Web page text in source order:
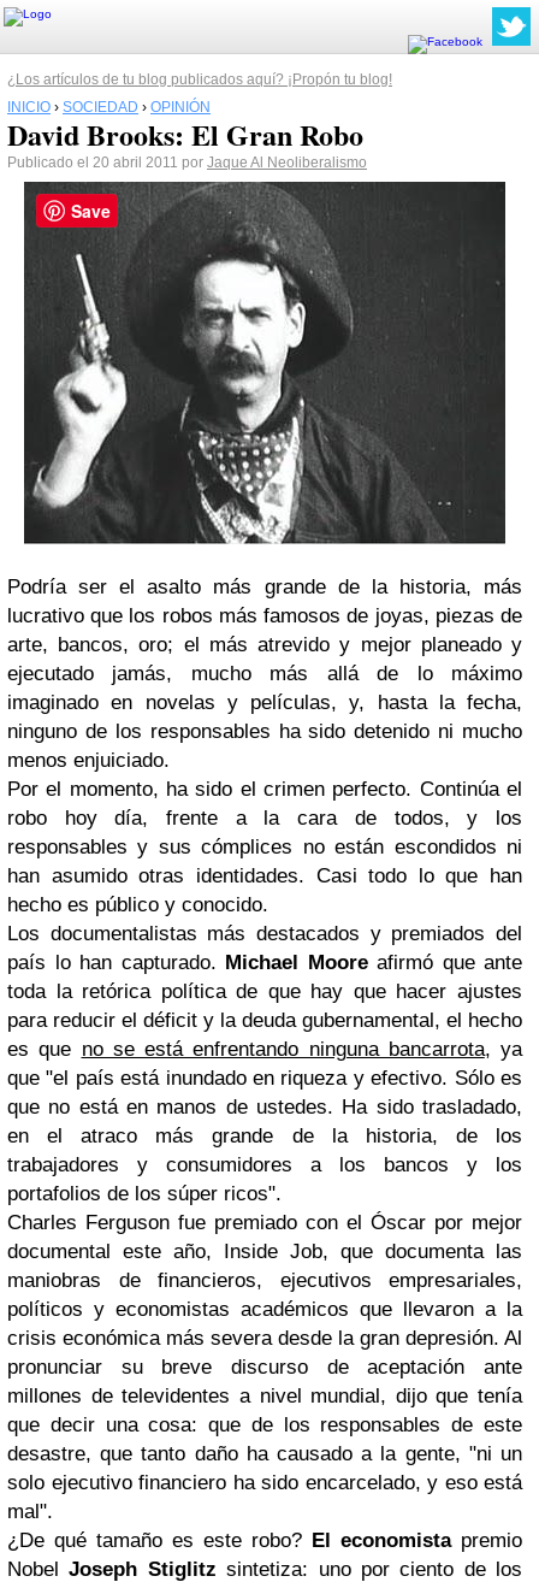
¿Los artículos de tu blog publicados aquí? ¡Propón tu blog!
INICIO › SOCIEDAD › OPINIÓN
David Brooks: El Gran Robo
Publicado el 20 abril 2011 por Jaque Al Neoliberalismo
Podría ser el asalto más grande de la historia, más
lucrativo que los robos más famosos de joyas, piezas de
arte, bancos, oro; el más atrevido y mejor planeado y
ejecutado jamás, mucho más allá de lo máximo
imaginado en novelas y películas, y, hasta la fecha,
ninguno de los responsables ha sido detenido ni mucho
menos enjuiciado.
Por el momento, ha sido el crimen perfecto. Continúa el
robo hoy día, frente a la cara de todos, y los
responsables y sus cómplices no están escondidos ni
han asumido otras identidades. Casi todo lo que han
hecho es público y conocido.
Los documentalistas más destacados y premiados del
país lo han capturado. Michael Mooreafirmó que ante
toda la retórica política de que hay que hacer ajustes
para reducir el déficit y la deuda gubernamental, el hecho
es que no se está enfrentando ninguna bancarrota, ya
que "el país está inundado en riqueza y efectivo. Sólo es
que no está en manos de ustedes. Ha sido trasladado,
en el atraco más grande de la historia, de los
trabajadores y consumidores a los bancos y los
portafolios de los súper ricos".
Charles Ferguson fue premiado con el Óscar por mejor
documental este año, Inside Job, que documenta las
maniobras de financieros, ejecutivos empresariales,
políticos y economistas académicos que llevaron a la
crisis económica más severa desde la gran depresión. Al
pronunciar su breve discurso de aceptación ante
millones de televidentes a nivel mundial, dijo que tenía
que decir una cosa: que de los responsables de este
desastre, que tanto daño ha causado a la gente, "ni un
solo ejecutivo financiero ha sido encarcelado, y eso está
mal".
¿De qué tamaño es este robo? El economistapremio
NobelJoseph Stiglitz sintetiza: uno por ciento de los
Save